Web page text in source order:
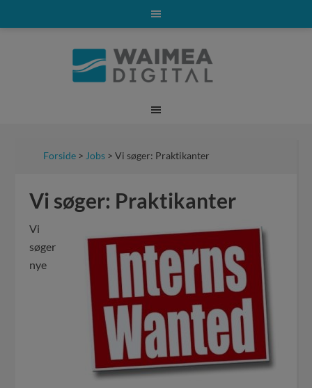
Forside > Jobs > Vi søger: Praktikanter
Vi søger: Praktikanter
Vi
søger
nye